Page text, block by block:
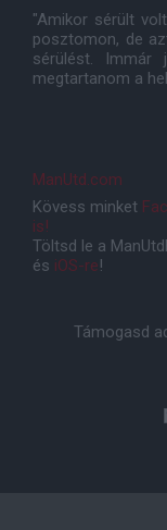
"Amikor sérült
posztomon, de
sérülést. Immár
megtartanom a
ManUtd.com
Kövess minket
is!
Töltsd le a
és iOS-re!
Támogasd